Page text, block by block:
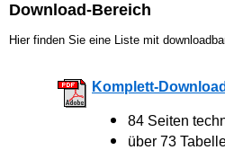
Download-Bereich
Hier finden Sie eine Liste mit
Komplett-
84 Seiten
über 73